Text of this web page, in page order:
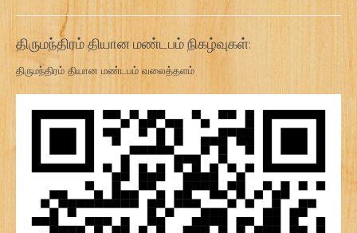
திருமந்திரம் தியான மண்டபம் நிகழ்வுகள்:
திருமந்திரம் தியான மண்டபம் வலைத்தளம்